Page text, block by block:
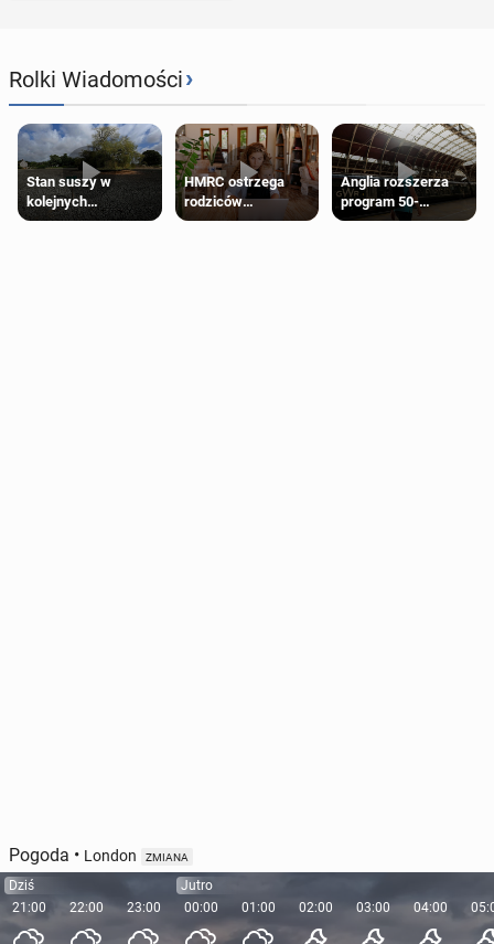
Rolki Wiadomości›
Stan suszy w
kolejnych
regionach Anglii.
HMRC ostrzega
rodziców
pobierających Child
Anglia rozszerza
program 50-
procentowych
Pogoda • London ZMIANA
Dziś
21:00
22:00 23:00
Jutro
00:00
01:00 02:00 03:00 04:00